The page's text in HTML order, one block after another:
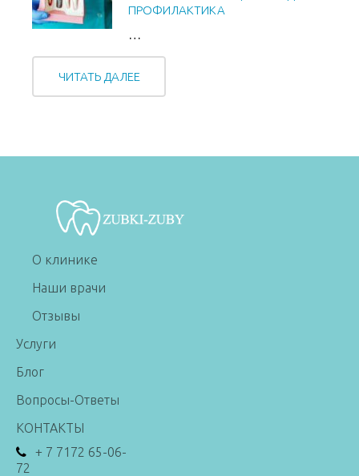
ПРОФИЛАКТИКА
…
ЧИТАТЬ ДАЛЕЕ
О клинике
Наши врачи
Отзывы
Услуги
Блог
Вопросы-Ответы
КОНТАКТЫ
+ 7 7172 65-06-
72